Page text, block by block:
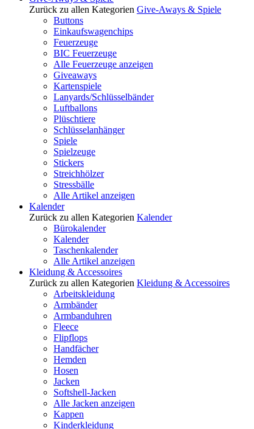
Zurück zu allen Kategorien Give-Aways & Spiele
Buttons
Einkaufswagenchips
Feuerzeuge
BIC Feuerzeuge
Alle Feuerzeuge anzeigen
Giveaways
Kartenspiele
Lanyards/Schlüsselbänder
Luftballons
Plüschtiere
Schlüsselanhänger
Spiele
Spielzeuge
Stickers
Streichhölzer
Stressbälle
Alle Artikel anzeigen
Kalender
Zurück zu allen Kategorien Kalender
Bürokalender
Kalender
Taschenkalender
Alle Artikel anzeigen
Kleidung & Accessoires
Zurück zu allen Kategorien Kleidung & Accessoires
Arbeitskleidung
Armbänder
Armbanduhren
Fleece
Flipflops
Handfächer
Hemden
Hosen
Jacken
Softshell-Jacken
Alle Jacken anzeigen
Kappen
Kinderkleidung